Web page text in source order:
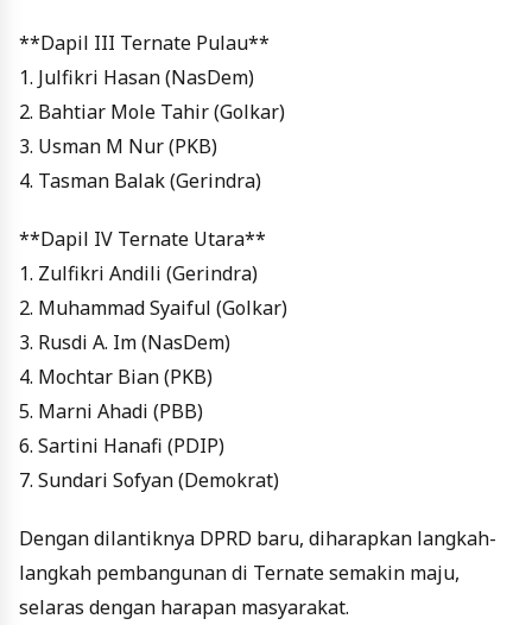
**Dapil III Ternate Pulau**
1. Julfikri Hasan (NasDem)
2. Bahtiar Mole Tahir (Golkar)
3. Usman M Nur (PKB)
4. Tasman Balak (Gerindra)
**Dapil IV Ternate Utara**
1. Zulfikri Andili (Gerindra)
2. Muhammad Syaiful (Golkar)
3. Rusdi A. Im (NasDem)
4. Mochtar Bian (PKB)
5. Marni Ahadi (PBB)
6. Sartini Hanafi (PDIP)
7. Sundari Sofyan (Demokrat)
Dengan dilantiknya DPRD baru, diharapkan langkah-
langkah pembangunan di Ternate semakin maju,
selaras dengan harapan masyarakat.